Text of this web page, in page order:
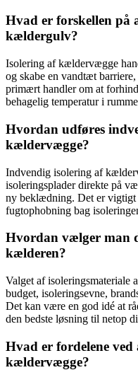
Hvad er forskellen på
kældergulv?
Isolering af kældervægge
og skabe en vandtæt
primært handler om at
behagelig temperatur i
Hvordan udføres
kældervægge?
Indvendig isolering af
isoleringsplader direkte på
ny beklædning. Det er vigtigt
fugtophobning bag
Hvordan vælger man
kælderen?
Valget af isoleringsmateriale
budget, isoleringsevne,
Det kan være en god idé at
den bedste løsning til netop
Hvad er fordelene
kældervægge?